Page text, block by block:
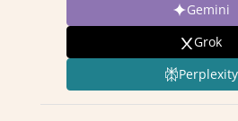
Gemini
Grok
Perplexity